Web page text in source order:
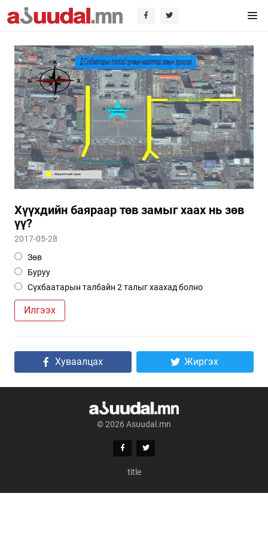
Хүүхдийн баяраар төв замыг хаах нь зөв
үү?
2017-05-28
Зөв
Буруу
Сүхбаатарын талбайн 2 талыг хаахад болно
Илгээх
Хуваалцах Жиргэх
© 2026 Asuudal.mn
title